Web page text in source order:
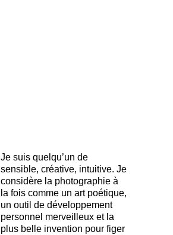
Je suis quelqu’un de
sensible, créative, intuitive. Je
considère la photographie à
la fois comme un art poétique,
un outil de développement
personnel merveilleux et la
plus belle invention pour figer